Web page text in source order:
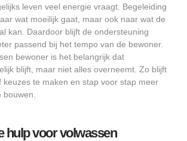
leven veel energie vraagt. Begeleiding
wat moeilijk gaat, maar ook naar wat de
kan. Daardoor blijft de ondersteuning
passend bij het tempo van de bewoner.
bewoner is het belangrijk dat
blijft, maar niet alles overneemt. Zo blijft
keuzes te maken en stap voor stap meer
hulp voor volwassen